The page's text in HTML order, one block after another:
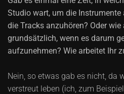
Studio wart, um die Instrumente
die Tracks anzuhören? Oder wie
grundsätzlich, wenn es darum
aufzunehmen? Wie arbeitet Ihr
Nein, so etwas gab es nicht, da
verstreut leben (ich, zum